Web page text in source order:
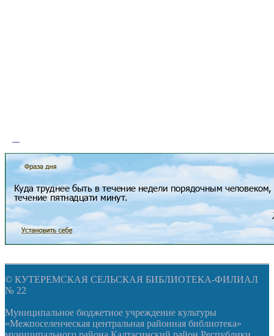
© КУТЕРЕМСКАЯ СЕЛЬСКАЯ БИБЛИОТЕКА-ФИЛИАЛ
№ 22
Муниципальное бюджетное учреждение культуры
«Межпоселенческая центральная районная библиотека»